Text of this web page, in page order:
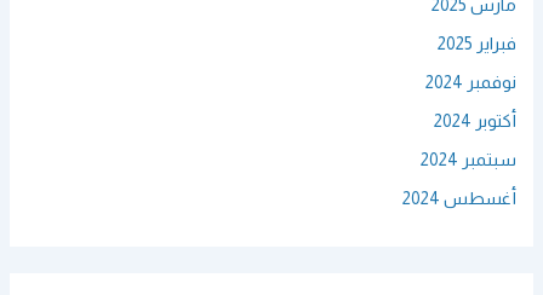
مارس 2025
فبراير 2025
نوفمبر 2024
أكتوبر 2024
سبتمبر 2024
أغسطس 2024